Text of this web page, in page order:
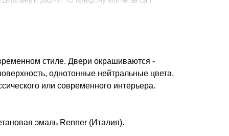
стиле. Двери окрашиваются -
однотонные нейтральные цвета.
или современного интерьера.
эмаль Renner (Италия).